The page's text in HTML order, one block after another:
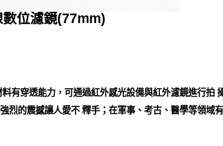
位濾鏡(77mm)
穿透能力，可通過紅外感光設備與紅外濾鏡進行拍
烈的震撼讓人愛不 釋手；在軍事、考古、醫學等領域